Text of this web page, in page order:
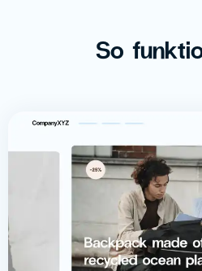
So